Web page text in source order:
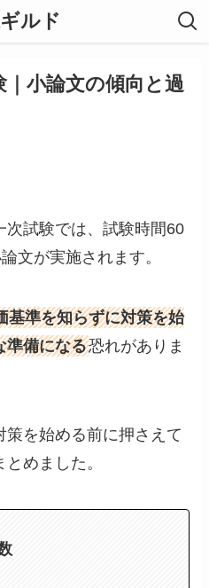
ルド
｜小論文の傾向と過
次試験では、試験時間60
文が実施されます。
基準を知らずに対策を始
準備になる恐れがありま
策を始める前に押さえて
めました。